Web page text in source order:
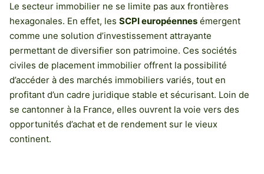
Le secteur immobilier ne se limite pas aux frontières
hexagonales. En effet, les SCPI européennes émergent
comme une solution d’investissement attrayante
permettant de diversifier son patrimoine. Ces sociétés
civiles de placement immobilier offrent la possibilité
d’accéder à des marchés immobiliers variés, tout en
profitant d’un cadre juridique stable et sécurisant. Loin de
se cantonner à la France, elles ouvrent la voie vers des
opportunités d’achat et de rendement sur le vieux
continent.